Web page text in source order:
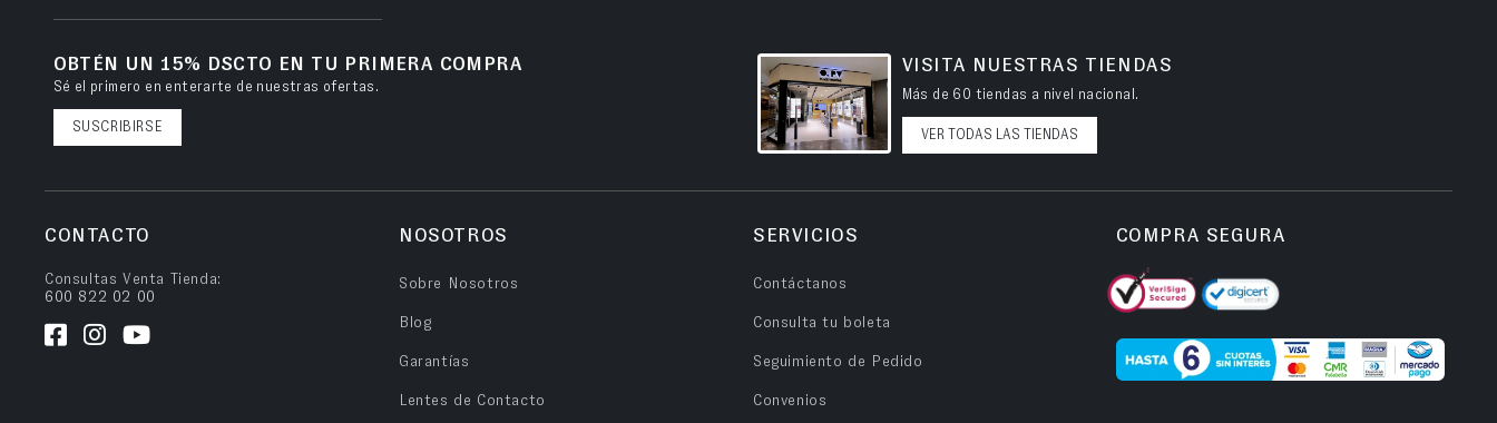
OBTÉN UN 15% DSCTO EN TU PRIMERA COMPRA
Sé el primero en enterarte de nuestras ofertas.
SUSCRIBIRSE
VISITA NUESTRAS TIENDAS
Más de 60 tiendas a nivel nacional.
VER TODAS LAS TIENDAS
CONTACTO
Consultas Venta Tienda:
600 822 02 00
NOSOTROS
Sobre Nosotros
Blog
Garantías
Lentes de Contacto
SERVICIOS
Contáctanos
Consulta tu boleta
Seguimiento de Pedido
Convenios
COMPRA SEGURA